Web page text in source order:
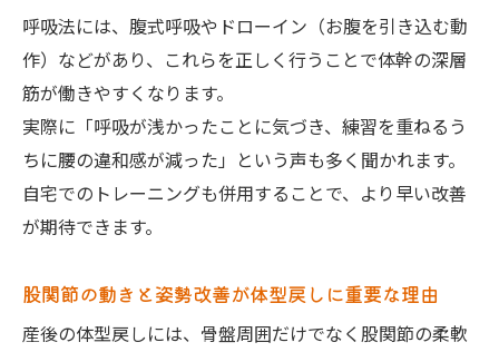
呼吸法には、腹式呼吸やドローイン（お腹を引き込む動
作）などがあり、これらを正しく行うことで体幹の深層
筋が働きやすくなります。
実際に「呼吸が浅かったことに気づき、練習を重ねるう
ちに腰の違和感が減った」という声も多く聞かれます。
自宅でのトレーニングも併用することで、より早い改善
が期待できます。
股関節の動きと姿勢改善が体型戻しに重要な理由
産後の体型戻しには、骨盤周囲だけでなく股関節の柔軟